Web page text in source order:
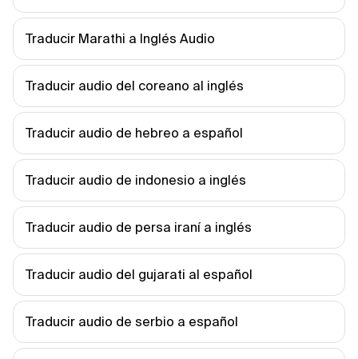
Traducir Marathi a Inglés Audio
Traducir audio del coreano al inglés
Traducir audio de hebreo a español
Traducir audio de indonesio a inglés
Traducir audio de persa iraní a inglés
Traducir audio del gujarati al español
Traducir audio de serbio a español